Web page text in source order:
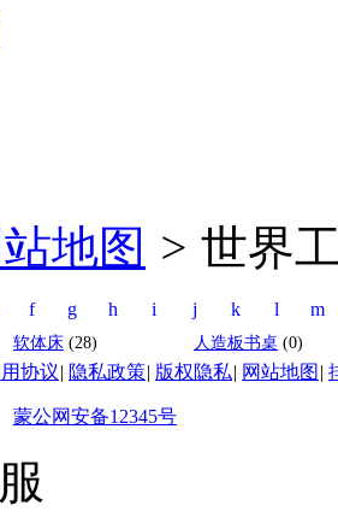
地图 > 世界
f g h i j k l m
软体床 (28) 人造板书桌 (0)
协议| 隐私政策| 版权隐私| 网站地图 |
蒙公网安备12345号